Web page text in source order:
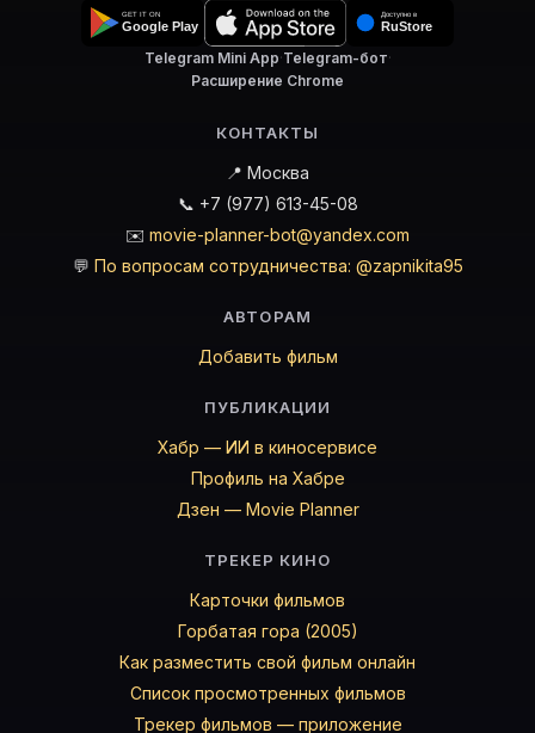
Telegram Mini App·Telegram-бот·
Расширение Chrome
КОНТАКТЫ
📍 Москва
📞 +7 (977) 613-45-08
✉️ movie-planner-bot@yandex.com
💬 По вопросам сотрудничества: @zapnikita95
АВТОРАМ
Добавить фильм
ПУБЛИКАЦИИ
Хабр — ИИ в киносервисе
Профиль на Хабре
Дзен — Movie Planner
ТРЕКЕР КИНО
Карточки фильмов
Горбатая гора (2005)
Как разместить свой фильм онлайн
Список просмотренных фильмов
Трекер фильмов — приложение